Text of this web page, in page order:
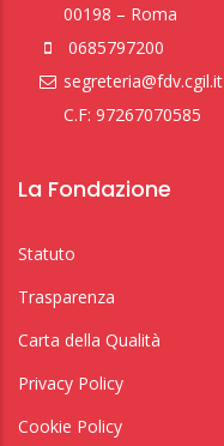
00198 – Roma
0685797200
segreteria@fdv.cgil.it
C.F: 97267070585
La Fondazione
Statuto
Trasparenza
Carta della Qualità
Privacy Policy
Cookie Policy